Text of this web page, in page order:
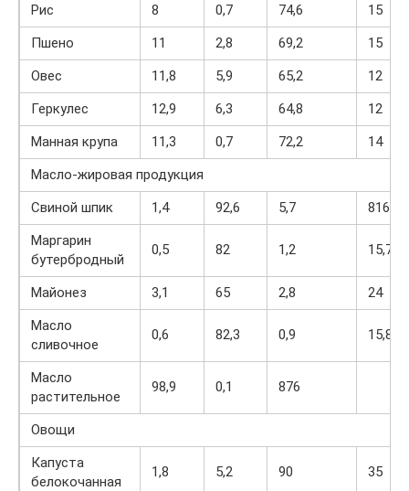
Рис 8 0,7 74,6
15
Пшено
11 2,8 69,2
15
Овес
11,8 5,9 65,2
12
Геркулес
12,9 6,3 64,8
12
Манная крупа
11,3 0,7 72,2
14
Масло-жировая продукция
Свиной шпик
1,4 92,6 5,7
816
Маргарин
бутербродный
0,5 82 1,2 15,7
Майонез 3,1 65 2,8
24
Масло
сливочное
0,6 82,3 0,9 15,8
Масло
растительное
98,9 0,1 876
Овощи
Капуста
белокочанная
1,8 5,2 90 35